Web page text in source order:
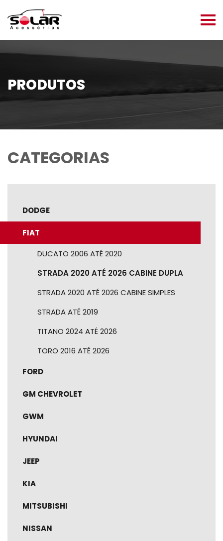
PRODUTOS
CATEGORIAS
DODGE
FIAT
DUCATO 2006 ATÉ 2020
STRADA 2020 ATÉ 2026 CABINE DUPLA
STRADA 2020 ATÉ 2026 CABINE SIMPLES
STRADA ATÉ 2019
TITANO 2024 ATÉ 2026
TORO 2016 ATÉ 2026
FORD
GM CHEVROLET
GWM
HYUNDAI
JEEP
KIA
MITSUBISHI
NISSAN